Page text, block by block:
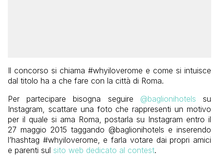
Il concorso si chiama #whyiloverome e come si intuisce
dal titolo ha a che fare con la città di Roma.
Per partecipare bisogna seguire @baglionihotels su
Instagram, scattare una foto che rappresenti un motivo
per il quale si ama Roma, postarla su Instagram entro il
27 maggio 2015 taggando @baglionihotels e inserendo
l’hashtag #whyiloverome, e farla votare dai propri amici
e parenti sul sito web dedicato al contest.